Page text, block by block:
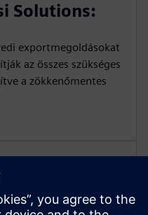
Solutions:
exportmegoldásokat
az összes szükséges
a zökkenőmentes
segítenek Önnek az